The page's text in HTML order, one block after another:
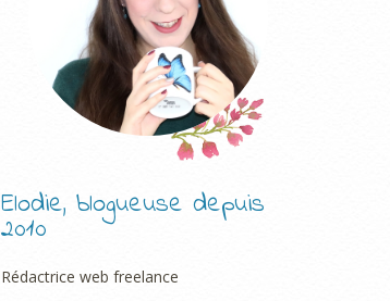
Elodie, blogueuse depuis
2010
Rédactrice web freelance